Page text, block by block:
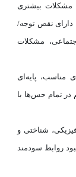
مشکلات بیشتری
دارای نقص توجه/
مشکلات
مناسب، پایه‌ای
در تمام حس‌ها با
شناختی و
روابط سودمند